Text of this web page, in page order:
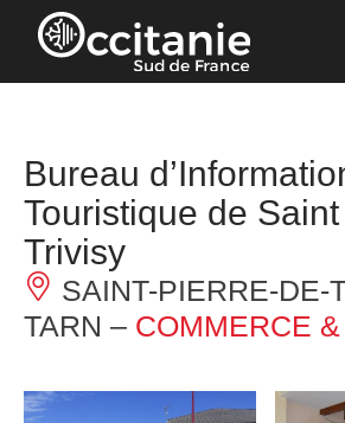
Panneau de gestion des cookies
Bureau
Touristique de
Trivisy
SAINT-PIERRE-DE-
TARN – COMMERCE